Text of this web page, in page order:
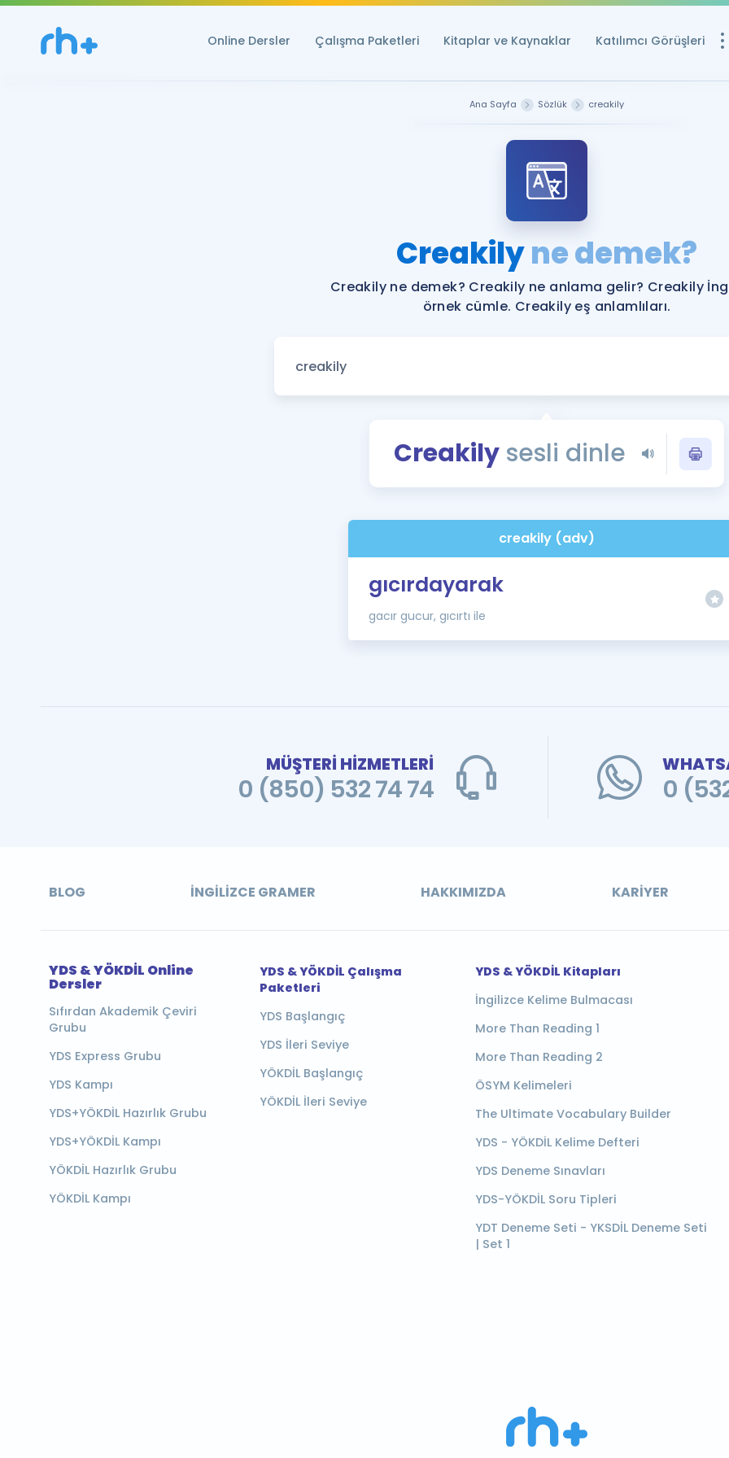
Online Dersler Çalışma Paketleri Kitaplar ve Kaynaklar Katılımcı Görüşleri
YDS ve YÖKDİL
Rehberlik Aracı
YDS ve YÖKDİL'e
Tüm ÖSYM
YDS - YÖKDİL
İngilizce Gramer
Ana Sayfa Sözlük creakily
Creakilyne demek?
Creakily ne demek? Creakily ne anlama gelir? Creakily
örnek cümle. Creakily eş anlamlıları.
Creakilysesli dinle
creakily (adv)
gıcırdayarak
gacır gucur, gıcırtı ile
MÜŞTERİ HİZMETLERİ
0 (850) 532 74 74 0
BLOG İNGILIZCE GRAMER HAKKIMIZDA KARIYER
YDS & YÖKDİL Online
Dersler
Sıfırdan Akademik Çeviri
Grubu
YDS Express Grubu
YDS Kampı
YDS+YÖKDİL Hazırlık Grubu
YDS+YÖKDİL Kampı
YÖKDİL Hazırlık Grubu
YÖKDİL Kampı
YDS & YÖKDİL Çalışma
Paketleri
YDS Başlangıç
YDS İleri Seviye
YÖKDİL Başlangıç
YÖKDİL İleri Seviye
YDS & YÖKDİL Kitapları
İngilizce Kelime Bulmacası
More Than Reading 1
More Than Reading 2
ÖSYM Kelimeleri
The Ultimate Vocabulary Builder
YDS - YÖKDİL Kelime Defteri
YDS Deneme Sınavları
YDS-YÖKDİL Soru Tipleri
YDT Deneme Seti - YKSDİL Deneme Seti
| Set 1